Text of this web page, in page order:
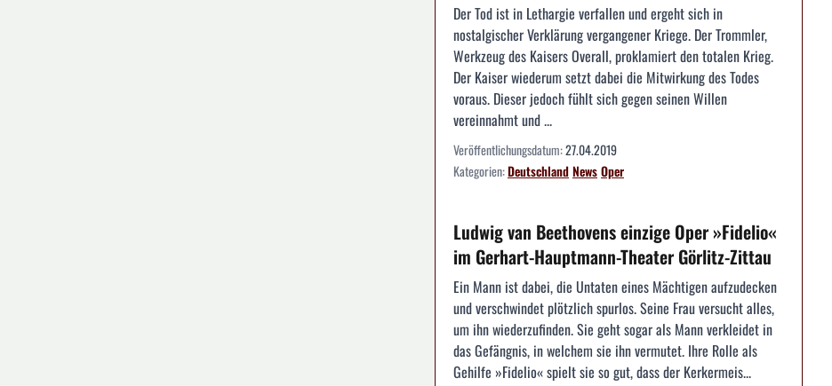
Der Tod ist in Lethargie verfallen und ergeht sich in
nostalgischer Verklärung vergangener Kriege. Der Trommler,
Werkzeug des Kaisers Overall, proklamiert den totalen Krieg.
Der Kaiser wiederum setzt dabei die Mitwirkung des Todes
voraus. Dieser jedoch fühlt sich gegen seinen Willen
vereinnahmt und ...
Veröffentlichungsdatum:27.04.2019
Kategorien:DeutschlandNewsOper
Ludwig van Beethovens einzige Oper »Fidelio«
im Gerhart-Hauptmann-Theater Görlitz-Zittau
Ein Mann ist dabei, die Untaten eines Mächtigen aufzudecken
und verschwindet plötzlich spurlos. Seine Frau versucht alles,
um ihn wiederzufinden. Sie geht sogar als Mann verkleidet in
das Gefängnis, in welchem sie ihn vermutet. Ihre Rolle als
Gehilfe »Fidelio« spielt sie so gut, dass der Kerkermeis...